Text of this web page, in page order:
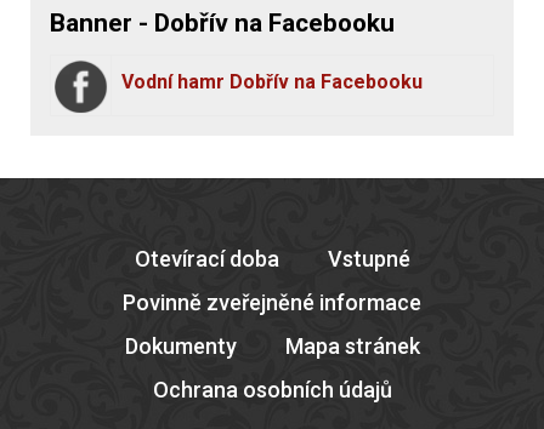
Banner - Dobřív na Facebooku
Vodní hamr Dobřív na Facebooku
Otevírací doba
Vstupné
Povinně zveřejněné informace
Dokumenty
Mapa stránek
Ochrana osobních údajů